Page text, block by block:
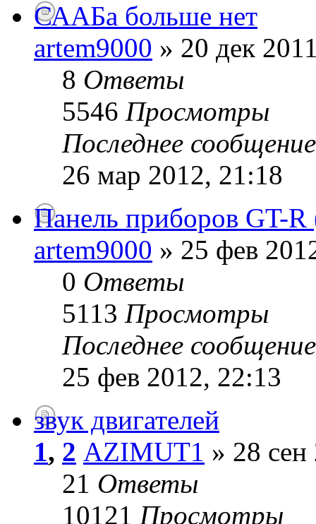
СААБа больше нет
artem9000 » 20 дек
8 Ответы
5546 Просмотры
Последнее
26 мар 2012, 21:18
Панель приборов GT-
artem9000 » 25 фев
0 Ответы
5113 Просмотры
Последнее
25 фев 2012, 22:13
звук двигателей
1, 2 AZIMUT1 » 28
21 Ответы
10121 Просмотры